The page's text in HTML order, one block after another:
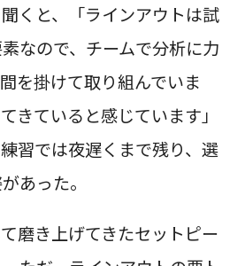
くと、「ラインアウトは試
なので、チームで分析に力
を掛けて取り組んでいま
きていると感じています」
習では夜遅くまで残り、選
あった。
磨き上げてきたセットピー